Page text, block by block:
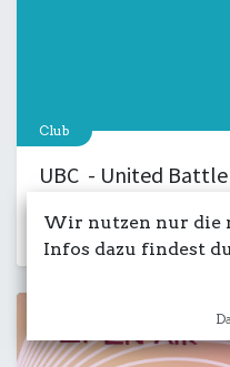
Club
UBC - United
Musik Kulturdeck
Wir nutzen nur die
Infos dazu findest